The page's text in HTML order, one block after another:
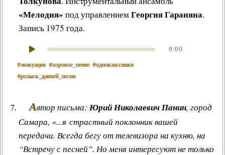
«Мелодия» под управлениемГеоргия Гараняна.
Запись 1975 года.
0:00
#эвакуация #хоровое_пение #одноклассники
#розыск_давней_песни
Автор письма: Юрий Николаевич Панин, город
Самара, «...я страстный поклонник вашей
передачи. Всегда бегу от телевизора на кухню, на
“Встречу с песней”. Но меня интересуют не только